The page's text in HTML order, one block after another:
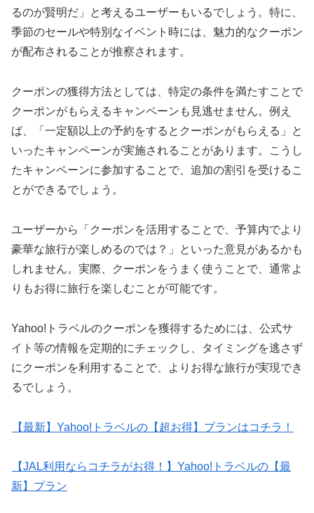
るのが賢明だ」と考えるユーザーもいるでしょう。特に、
季節のセールや特別なイベント時には、魅力的なクーポン
が配布されることが推察されます。
クーポンの獲得方法としては、特定の条件を満たすことで
クーポンがもらえるキャンペーンも見逃せません。例え
ば、「一定額以上の予約をするとクーポンがもらえる」と
いったキャンペーンが実施されることがあります。こうし
たキャンペーンに参加することで、追加の割引を受けるこ
とができるでしょう。
ユーザーから「クーポンを活用することで、予算内でより
豪華な旅行が楽しめるのでは？」といった意見があるかも
しれません。実際、クーポンをうまく使うことで、通常よ
りもお得に旅行を楽しむことが可能です。
Yahoo!トラベルのクーポンを獲得するためには、公式サ
イト等の情報を定期的にチェックし、タイミングを逃さず
にクーポンを利用することで、よりお得な旅行が実現でき
るでしょう。
【最新】Yahoo!トラベルの【超お得】プランはコチラ！
【JAL利用ならコチラがお得！】Yahoo!トラベルの【最
新】プラン